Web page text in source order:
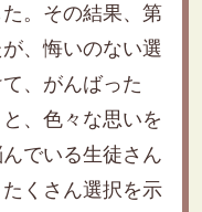
。その結果、第
、悔いのない選
、がんばった
、色々な思いを
でいる生徒さん
くさん選択を示